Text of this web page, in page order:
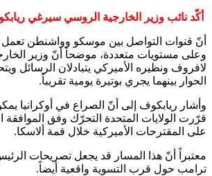
أكّد نائب وزير الخارجية الروسي سيرغي
أنّ قنوات التواصل بين موسكو وواشنطن
وعلى مستويات متعددة، موضحاً أنّ وزير
لافروف ونظيره الأميركي يتبادلان الرسائل
الحوار بينهما يجري بوتيرة يومية تقريباً.
وأشار ريابكوف إلى أنّ الصراع في أوكرانيا
قرّرت الولايات المتحدة التحرّك وفق الموافقة
على المقترحات الأميركية خلال قمة ألاسكا.
معتبراً أنّ هذا المسار قد يجعل تصريحات
ترامب حول قرب التسوية واقعية أيضاً.